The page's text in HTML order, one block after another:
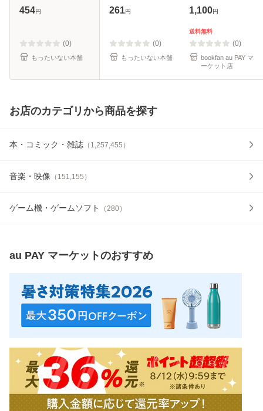
佐々木 淳子 / 小学
454円
(0)
もったいない本舗
[文庫]【メール便送
261円
(0)
もったいない本舗
1,100円
送料無料
(0)
bookfan au PAY マ
ーケット店
お店のカテゴリから商品を探す
本・コミック・雑誌 （ 1,257,455 ）
音楽・映像 （ 151,155 ）
ゲーム機・ゲームソフト （280）
au PAY マーケットのおすすめ